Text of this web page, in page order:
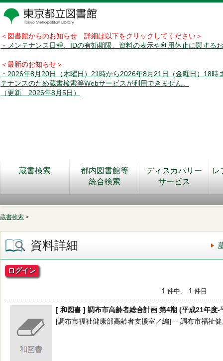
＜図書館からのお知らせ 詳細は以下をクリックしてください＞
・メンテナンス日程、IDの有効期限、資料の表示や利用休止に関する
＜最新のお知らせ＞
・2026年8月20日（木曜日）21時から2026年8月21日（金曜日）18時
テナンスのため蔵書検索等Webサービスが利用できません。
（更新 2026年8月5日）
蔵書検索
都内図書館等
統合検索
ディスカバリー
サービス
レ
蔵書検索 >
資料詳細
ログイン
1 件中、 1 件目
[ 和図書 ] 調布市高齢者総合計画 第4期 (平成21年度-
[調布市福祉健康部高齢者支援室／編] -- 調布市福祉